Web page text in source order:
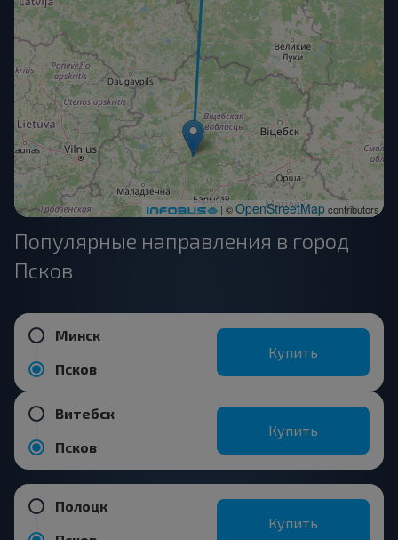
| ©OpenStreetMapcontributors
Популярные направления в город
Псков
Минск
Псков
Купить
Витебск
Псков
Купить
Полоцк
Купить